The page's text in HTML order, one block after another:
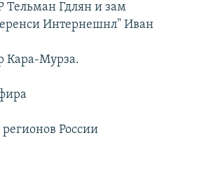
Тельман Гдлян и зам
Интернешнл" Иван
Кара-Мурза.
регионов России